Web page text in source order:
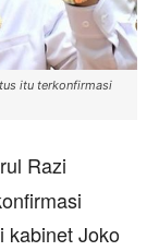
itu terkonfirmasi
Razi
kabinet Joko